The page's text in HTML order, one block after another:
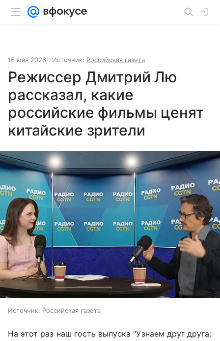
16 мая 2026 Источник: Российская газета
Режиссер Дмитрий Лю
рассказал, какие
российские фильмы ценят
китайские зрители
Источник: Российская газета
На этот раз наш гость выпуска "Узнаем друг друга: